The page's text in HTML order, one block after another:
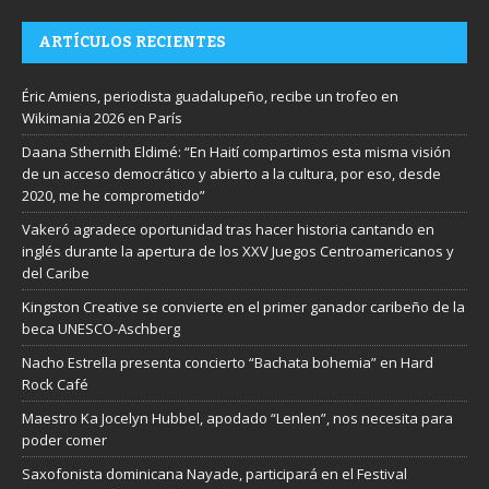
ARTÍCULOS RECIENTES
Éric Amiens, periodista guadalupeño, recibe un trofeo en
Wikimania 2026 en París
Daana Sthernith Eldimé: “En Haití compartimos esta misma visión
de un acceso democrático y abierto a la cultura, por eso, desde
2020, me he comprometido”
Vakeró agradece oportunidad tras hacer historia cantando en
inglés durante la apertura de los XXV Juegos Centroamericanos y
del Caribe
Kingston Creative se convierte en el primer ganador caribeño de la
beca UNESCO-Aschberg
Nacho Estrella presenta concierto “Bachata bohemia” en Hard
Rock Café
Maestro Ka Jocelyn Hubbel, apodado “Lenlen”, nos necesita para
poder comer
Saxofonista dominicana Nayade, participará en el Festival